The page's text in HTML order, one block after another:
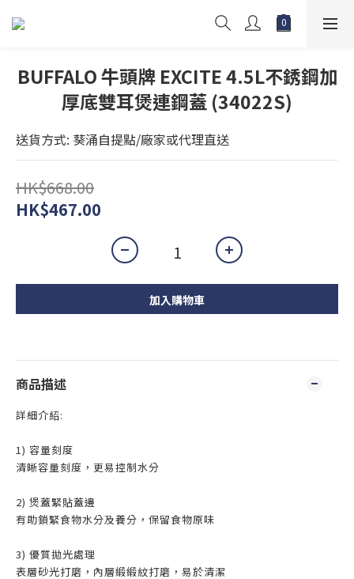
BUFFALO 牛頭牌 EXCITE 4.5L不銹鋼加
厚底雙耳煲連鋼蓋 (34022S)
送貨方式: 葵涌自提點/廠家或代理直送
HK$668.00
HK$467.00
加入購物車
商品描述
詳細介紹:
1) 容量刻度
清晰容量刻度，更易控制水分
2) 煲蓋緊貼蓋邊
有助鎖緊食物水分及養分，保留食物原味
3) 優質拋光處理
表層砂光打磨，內層緞緞紋打磨，易於清潔